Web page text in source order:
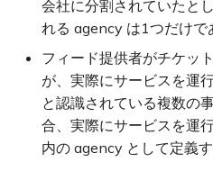
会社に分割されていたと
れる agency は1つだけで
フィード提供者がチケッ
が、実際にサービスを運
と認識されている複数の
合、実際にサービスを運
内の agency として定義す